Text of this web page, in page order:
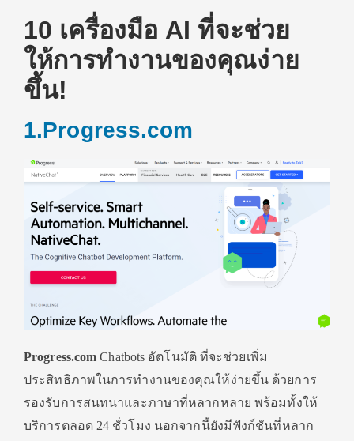
10 เครื่องมือ AI ที่จะช่วย
ให้การทำงานของคุณง่าย
ขึ้น!
1.Progress.com
Progress.com Chatbots อัตโนมัติ ที่จะช่วยเพิ่ม
ประสิทธิภาพในการทำงานของคุณให้ง่ายขึ้น ด้วยการ
รองรับการสนทนาและภาษาที่หลากหลาย พร้อมทั้งให้
บริการตลอด 24 ชั่วโมง นอกจากนี้ยังมีฟังก์ชันที่หลาก